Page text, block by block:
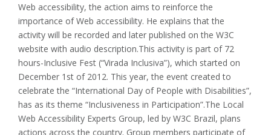
Web accessibility, the action aims to reinforce the
importance of Web accessibility. He explains that the
activity will be recorded and later published on the W3C
website with audio description.This activity is part of 72
hours-Inclusive Fest (“Virada Inclusiva”), which started on
December 1st of 2012. This year, the event created to
celebrate the “International Day of People with Disabilities”,
has as its theme “Inclusiveness in Participation”.The Local
Web Accessibility Experts Group, led by W3C Brazil, plans
actions across the country. Group members participate of